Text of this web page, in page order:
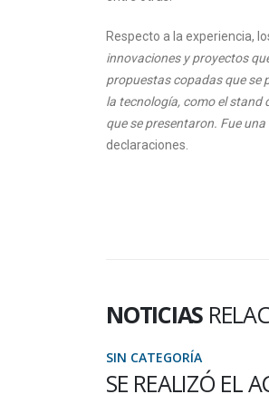
Respecto a la experiencia,
innovaciones y proyectos
propuestas copadas que se
la tecnología, como el stand
que se presentaron. Fue
declaraciones.
NOTICIAS
EL ACTO DE
SIN CATEGORÍA